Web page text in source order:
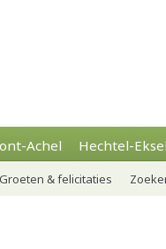
Achel Hechtel-
Groeten & felicitaties